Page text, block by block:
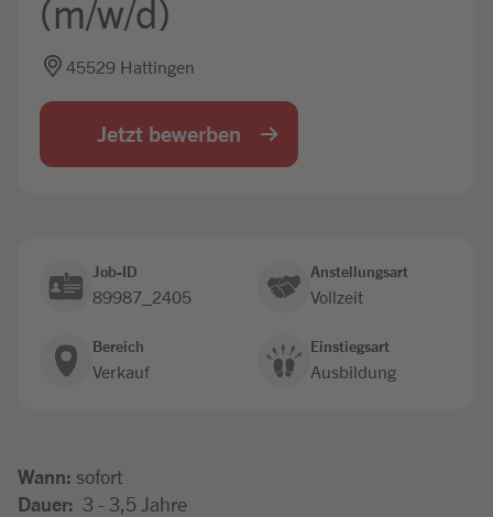
(m/w/d)
45529 Hattingen
Jetzt bewerben
Job-ID
89987_2405
Anstellungsart
Vollzeit
Bereich
Verkauf
Einstiegsart
Ausbildung
Wann: sofort
Dauer: 3 - 3,5 Jahre